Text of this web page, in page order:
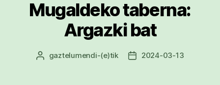
Mugaldeko taberna:
Argazki bat
Argitalpenaren
gaztelumendi-(e)tik
Argitalpenaren
2024-03-13